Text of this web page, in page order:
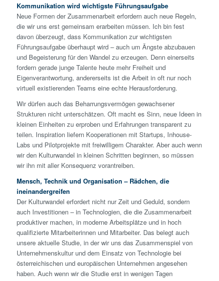
Kommunikation wird wichtigste Führungsaufgabe
Neue Formen der Zusammenarbeit erfordern auch neue Regeln,
die wir uns erst gemeinsam erarbeiten müssen. Ich bin fest
davon überzeugt, dass Kommunikation zur wichtigsten
Führungsaufgabe überhaupt wird – auch um Ängste abzubauen
und Begeisterung für den Wandel zu erzeugen. Denn einerseits
fordern gerade junge Talente heute mehr Freiheit und
Eigenverantwortung, andererseits ist die Arbeit in oft nur noch
virtuell existierenden Teams eine echte Herausforderung.
Wir dürfen auch das Beharrungsvermögen gewachsener
Strukturen nicht unterschätzen. Oft macht es Sinn, neue Ideen in
kleinen Einheiten zu erproben und Erfahrungen transparent zu
teilen. Inspiration liefern Kooperationen mit Startups, Inhouse-
Labs und Pilotprojekte mit freiwilligem Charakter. Aber auch wenn
wir den Kulturwandel in kleinen Schritten beginnen, so müssen
wir ihn mit aller Konsequenz vorantreiben.
Mensch, Technik und Organisation – Rädchen, die
ineinandergreifen
Der Kulturwandel erfordert nicht nur Zeit und Geduld, sondern
auch Investitionen – in Technologien, die die Zusammenarbeit
produktiver machen, in moderne Arbeitsplätze und in hoch
qualifizierte Mitarbeiterinnen und Mitarbeiter. Das belegt auch
unsere aktuelle Studie, in der wir uns das Zusammenspiel von
Unternehmenskultur und dem Einsatz von Technologie bei
österreichischen und europäischen Unternehmen angesehen
haben. Auch wenn wir die Studie erst in wenigen Tagen